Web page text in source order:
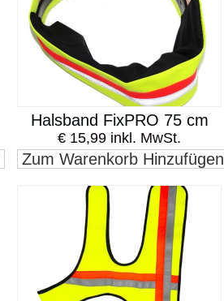
Halsband FixPRO 75 cm
€ 15,99 inkl. MwSt.
Zum Warenkorb Hinzufügen